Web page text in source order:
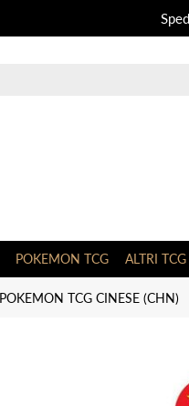
POKEMON TCG ALTRI TCG
POKEMON TCG CINESE (CHN)